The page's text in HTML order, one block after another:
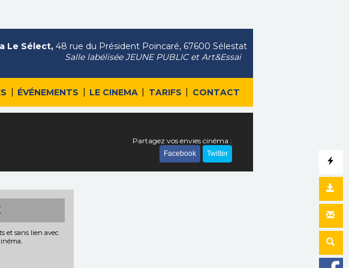
| ÉVÉNEMENTS | LE CINEMA | TARIFS | CONTACT
Le Sélect, 48 rue du Président Poincaré, 67600 Sélestat
Salle labélisée JEUNE PUBLIC et Art&Essai
Partagez vos envies cinéma :
Facebook Twitter
et sans lien avec